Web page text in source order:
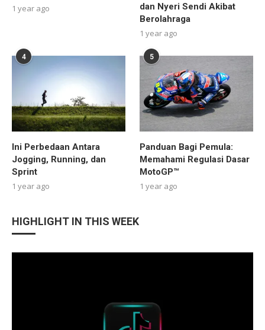
1 year ago
dan Nyeri Sendi Akibat
Berolahraga
1 year ago
4
Ini Perbedaan Antara
Jogging, Running, dan
Sprint
1 year ago
5
Panduan Bagi Pemula:
Memahami Regulasi Dasar
MotoGP™
1 year ago
HIGHLIGHT IN THIS WEEK